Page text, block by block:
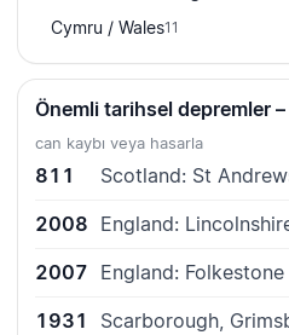
Cymru / Wales11
Önemli tarihsel depremler
can kaybı veya hasarla
811 Scotland: St
2008 England:
2007 England: Folkestone
1931 Scarborough,